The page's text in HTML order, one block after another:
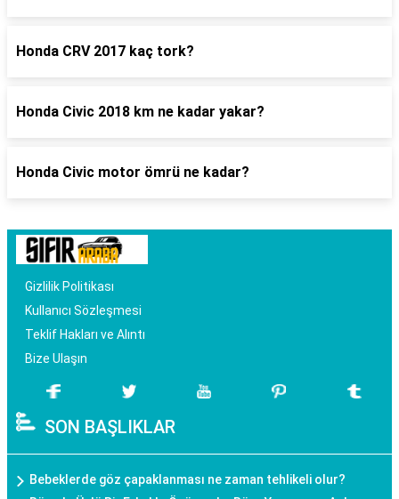
Honda CRV 2017 kaç tork?
Honda Civic 2018 km ne kadar yakar?
Honda Civic motor ömrü ne kadar?
Gizlilik Politikası
Kullanıcı Sözleşmesi
Teklif Hakları ve Alıntı
Bize Ulaşın
SON BAŞLIKLAR
Bebeklerde göz çapaklanması ne zaman tehlikeli olur?